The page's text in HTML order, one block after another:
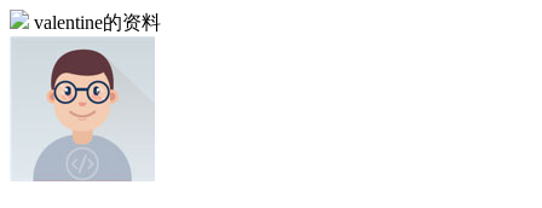
valentine的资料